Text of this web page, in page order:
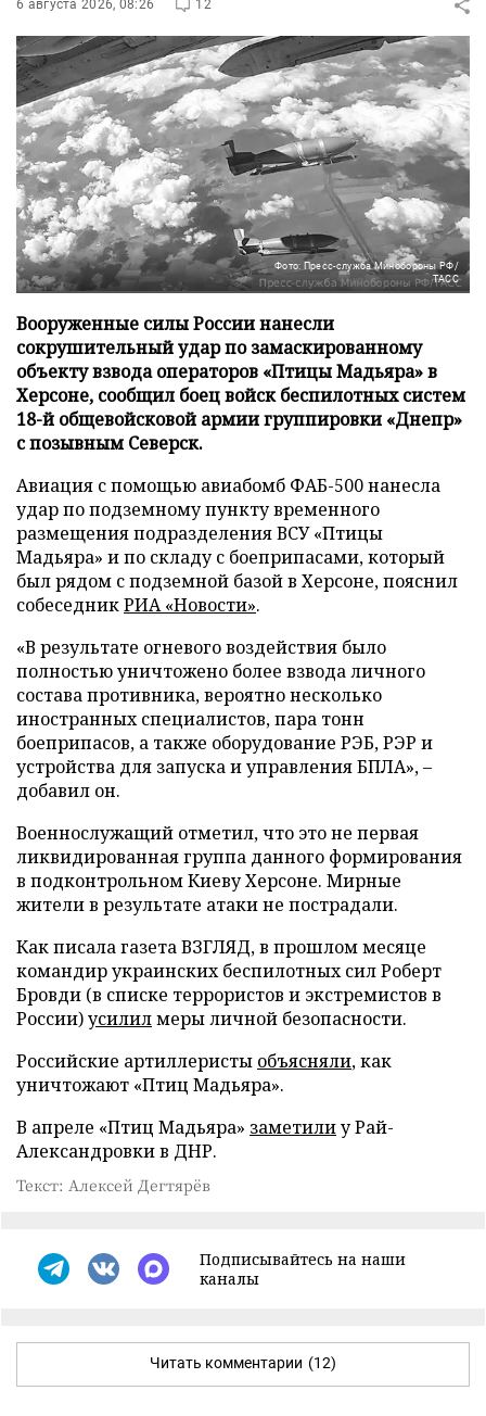
6 августа 2026, 08:26 12
Фото: Пресс-служба Минобороны РФ/
ТАСС
Вооруженные силы России нанесли
сокрушительный удар по замаскированному
объекту взвода операторов «Птицы Мадьяра» в
Херсоне, сообщил боец войск беспилотных систем
18-й общевойсковой армии группировки «Днепр»
с позывным Северск.
Авиация с помощью авиабомб ФАБ-500 нанесла
удар по подземному пункту временного
размещения подразделения ВСУ «Птицы
Мадьяра» и по складу с боеприпасами, который
был рядом с подземной базой в Херсоне, пояснил
собеседникРИА «Новости».
«В результате огневого воздействия было
полностью уничтожено более взвода личного
состава противника, вероятно несколько
иностранных специалистов, пара тонн
боеприпасов, а также оборудование РЭБ, РЭР и
устройства для запуска и управления БПЛА», –
добавил он.
Военнослужащий отметил, что это не первая
ликвидированная группа данного формирования
в подконтрольном Киеву Херсоне. Мирные
жители в результате атаки не пострадали.
Как писала газета ВЗГЛЯД, в прошлом месяце
командир украинских беспилотных сил Роберт
Бровди (в списке террористов и экстремистов в
России)усилилмеры личной безопасности.
Российские артиллеристы объясняли, как
уничтожают «Птиц Мадьяра».
В апреле «Птиц Мадьяра» заметилиу Рай-
Александровки в ДНР.
Текст: Алексей Дегтярёв
Подписывайтесь на наши
каналы
Читать комментарии (12)